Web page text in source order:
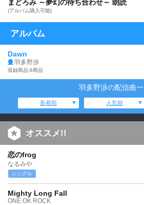
まどろみ ～夢幻の待ち合わせ～ 朗読
(アルバム購入可能)
アルバム
Dawn
羽多野渉
収録商品:6商品
羽多野渉の配信曲
新着順 人気順
オススメ!!
恋のfrog
なるみや
シングル
Mighty Long Fall
ONE OK ROCK